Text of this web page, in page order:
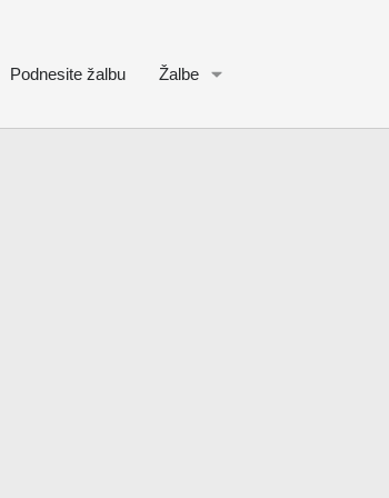
Podnesite žalbu Žalbe